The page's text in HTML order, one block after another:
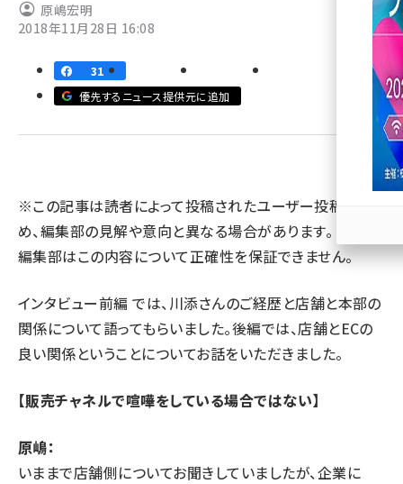
セミナー (2310)
meo (1277)
原嶋宏明
2018年11月28日 16:08
31
優先するニュース提供元に追加
※この記事は読者によって投稿されたユーザー投稿のた
め、編集部の見解や意向と異なる場合があります。 また、
編集部はこの内容について正確性を保証できません。
インタビュー前編 では、川添さんのご経歴と店舗と本部の
関係について語ってもらいました。後編では、店舗とECの
良い関係ということについてお話をいただきました。
【販売チャネルで喧嘩をしている場合ではない】
原嶋：
いままで店舗側についてお聞きしていましたが、企業に